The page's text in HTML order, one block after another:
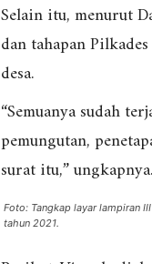
Selain itu, menurut
dan tahapan
desa.
“Semuanya sudah
pemungutan,
surat itu,” ungkapnya.
Foto: Tangkap layar lampiran
tahun 2021.